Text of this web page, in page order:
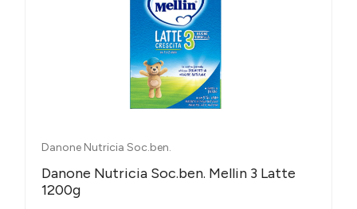
Danone Nutricia Soc.ben.
Danone Nutricia Soc.ben. Mellin 3 Latte
1200g